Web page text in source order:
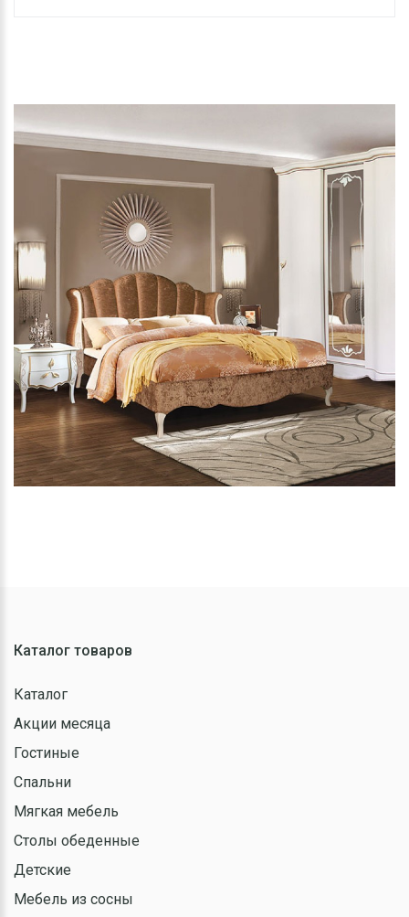
Каталог товаров
Каталог
Акции месяца
Гостиные
Спальни
Мягкая мебель
Столы обеденные
Детские
Мебель из сосны